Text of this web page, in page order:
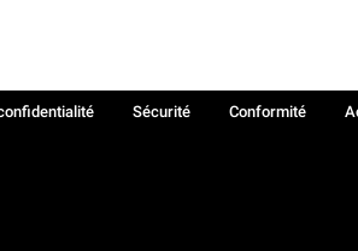
Sécurité Conformité